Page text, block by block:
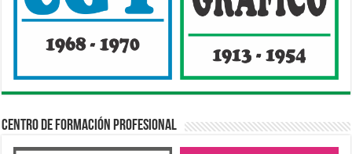
Centro de Formación Profesional